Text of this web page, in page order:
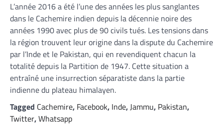
L’année 2016 a été l’une des années les plus sanglantes
dans le Cachemire indien depuis la décennie noire des
années 1990 avec plus de 90 civils tués. Les tensions dans
la région trouvent leur origine dans la dispute du Cachemire
par l’Inde et le Pakistan, qui en revendiquent chacun la
totalité depuis la Partition de 1947. Cette situation a
entraîné une insurrection séparatiste dans la partie
indienne du plateau himalayen.
Tagged Cachemire, Facebook, Inde,Jammu, Pakistan,
Twitter,Whatsapp